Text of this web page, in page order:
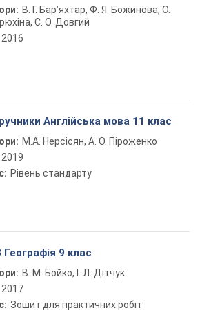
В. Г. Бар’яхтар, Ф. Я. Божинова, О.
С. О. Довгий
2016
Англійська мова 11 клас
М.А. Нерсісян, А. О. Піроженко
2019
Рівень стандарту
9 клас
В. М. Бойко, І. Л. Дітчук
2017
Зошит для практичних робіт